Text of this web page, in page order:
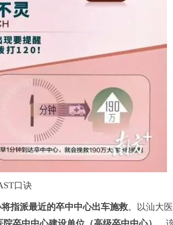
口诀
指派最近的卒中中心出车施救。以汕大